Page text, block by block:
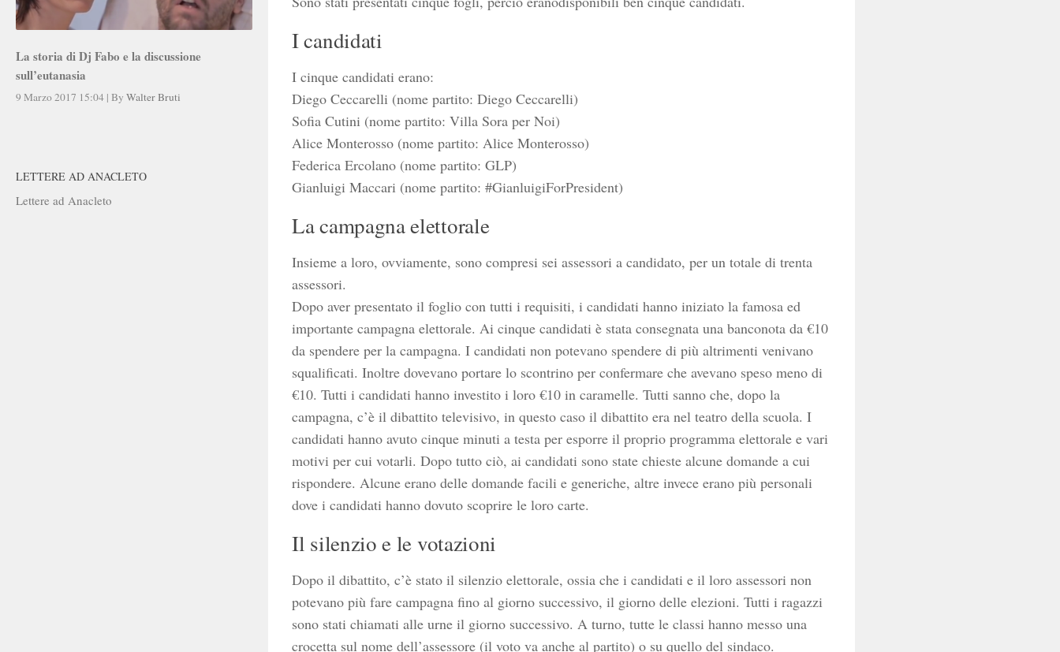
I candidati
I cinque candidati erano:
Diego Ceccarelli (nome partito: Diego Ceccarelli)
Sofia Cutini (nome partito: Villa Sora per Noi)
Alice Monterosso (nome partito: Alice Monterosso)
Federica Ercolano (nome partito: GLP)
Gianluigi Maccari (nome partito: #GianluigiForPresident)
La campagna elettorale
Insieme a loro, ovviamente, sono compresi sei assessori a candidato, per un totale di trenta
assessori.
Dopo aver presentato il foglio con tutti i requisiti, i candidati hanno iniziato la famosa ed
importante campagna elettorale. Ai cinque candidati è stata consegnata una banconota da €10
da spendere per la campagna. I candidati non potevano spendere di più altrimenti venivano
squalificati. Inoltre dovevano portare lo scontrino per confermare che avevano speso meno di
€10. Tutti i candidati hanno investito i loro €10 in caramelle. Tutti sanno che, dopo la
campagna, c’è il dibattito televisivo, in questo caso il dibattito era nel teatro della scuola. I
candidati hanno avuto cinque minuti a testa per esporre il proprio programma elettorale e vari
motivi per cui votarli. Dopo tutto ciò, ai candidati sono state chieste alcune domande a cui
rispondere. Alcune erano delle domande facili e generiche, altre invece erano più personali
dove i candidati hanno dovuto scoprire le loro carte.
Il silenzio e le votazioni
Dopo il dibattito, c’è stato il silenzio elettorale, ossia che i candidati e il loro assessori non
potevano più fare campagna fino al giorno successivo, il giorno delle elezioni. Tutti i ragazzi
sono stati chiamati alle urne il giorno successivo. A turno, tutte le classi hanno messo una
crocetta sul nome dell’assessore (il voto va anche al partito) o su quello del sindaco.
La storia di Dj Fabo e la discussione
sull’eutanasia
9 Marzo 2017 15:04 | By Walter Bruti
LETTERE AD ANACLETO
Lettere ad Anacleto